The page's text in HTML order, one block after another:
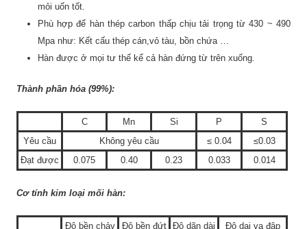
mỏi uốn tốt.
Phù hợp để hàn thép carbon thấp chịu tải trọng từ 430 ~ 490
Mpa như: Kết cấu thép cán,vỏ tàu, bồn chứa …
Hàn được ở mọi tư thế kể cả hàn đứng từ trên xuống.
Thành phần hóa (99%):
C Mn Si P
S
Yêu cầu
Không yêu cầu ≤ 0.04
≤0.03
Đạt được
0.075 0.40 0.23 0.033 0.014
Cơ tính kim loại mối hàn:
Độ bền chảy
Độ bền đứt
Độ dãn dài
Độ dai va đập